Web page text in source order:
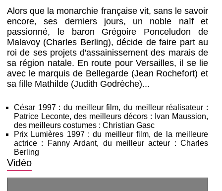
Alors que la monarchie française vit, sans le savoir
encore, ses derniers jours, un noble naïf et
passionné, le baron Grégoire Ponceludon de
Malavoy (Charles Berling), décide de faire part au
roi de ses projets d'assainissement des marais de
sa région natale. En route pour Versailles, il se lie
avec le marquis de Bellegarde (Jean Rochefort) et
sa fille Mathilde (Judith Godrèche)...
César 1997 : du meilleur film, du meilleur réalisateur :
Patrice Leconte, des meilleurs décors : Ivan Maussion,
des meilleurs costumes : Christian Gasc
Prix Lumières 1997 : du meilleur film, de la meilleure
actrice : Fanny Ardant, du meilleur acteur : Charles
Berling
Vidéo